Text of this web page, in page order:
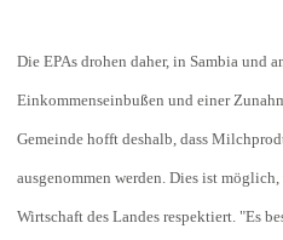
Die EPAs drohen daher, in Sambia und
Einkommenseinbußen und einer
Gemeinde hofft deshalb, dass
ausgenommen werden. Dies ist
Wirtschaft des Landes respektiert. "Es